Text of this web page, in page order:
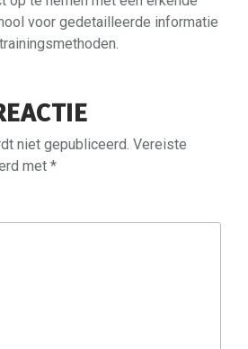
voor gedetailleerde informatie
niet gepubliceerd. Vereiste
met *